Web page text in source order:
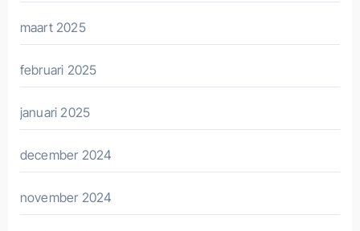
maart 2025
februari 2025
januari 2025
december 2024
november 2024